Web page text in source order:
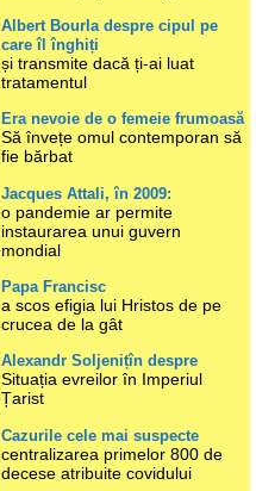
Albert Bourla despre cipul pe
care îl înghiți
și transmite dacă ți-ai luat
tratamentul
Era nevoie de o femeie frumoasă
Să învețe omul contemporan să
fie bărbat
Jacques Attali, în 2009:
o pandemie ar permite
instaurarea unui guvern
mondial
Papa Francisc
a scos efigia lui Hristos de pe
crucea de la gât
Alexandr Soljenițîn despre
Situația evreilor în Imperiul
Țarist
Cazurile cele mai suspecte
centralizarea primelor 800 de
decese atribuite covidului